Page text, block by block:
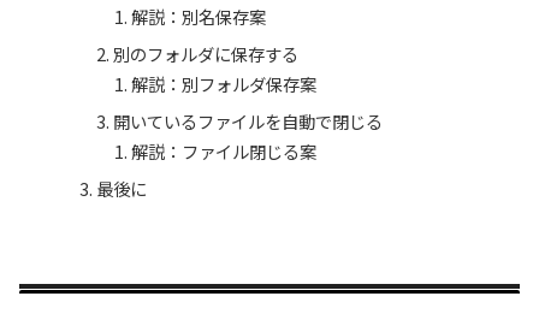
解説：別名保存案
別のフォルダに保存する
解説：別フォルダ保存案
開いているファイルを自動で閉じる
解説：ファイル閉じる案
最後に